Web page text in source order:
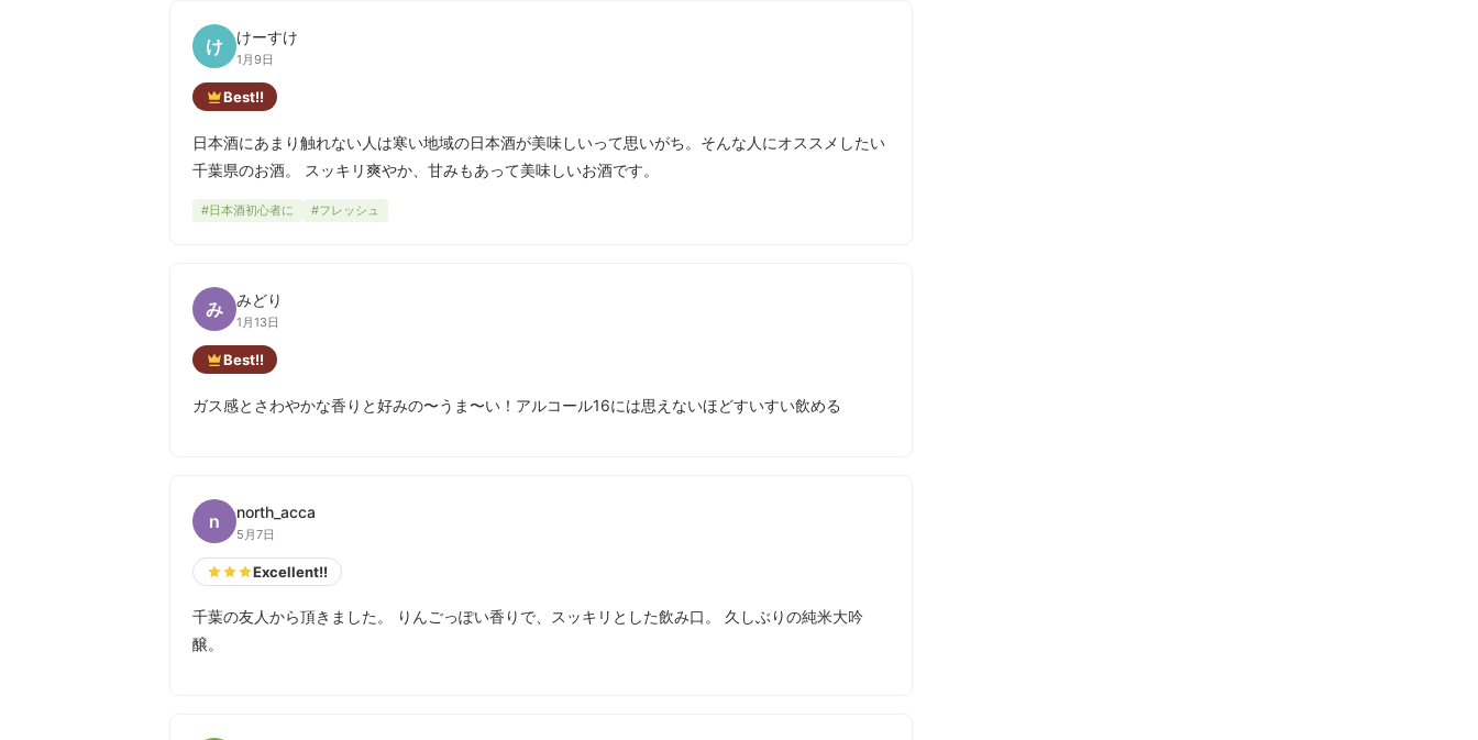
け けーすけ
1月9日
Best!!
日本酒にあまり触れない人は寒い地域の日本酒が美味しいって思いがち。そんな人にオススメしたい
千葉県のお酒。 スッキリ爽やか、甘みもあって美味しいお酒です。
#日本酒初心者に #フレッシュ
み みどり
1月13日
Best!!
ガス感とさわやかな香りと好みの〜うま〜い！アルコール16には思えないほどすいすい飲める
n north_acca
5月7日
Excellent!!
千葉の友人から頂きました。 りんごっぽい香りで、スッキリとした飲み口。 久しぶりの純米大吟
醸。